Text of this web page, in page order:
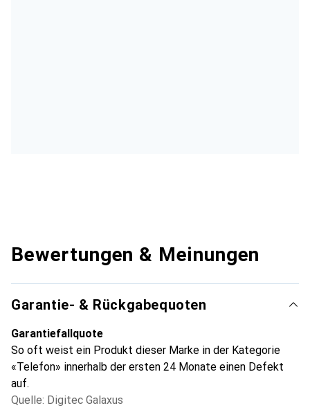
Bewertungen & Meinungen
Garantie- & Rückgabequoten
Garantiefallquote
So oft weist ein Produkt dieser Marke in der Kategorie
«Telefon» innerhalb der ersten 24 Monate einen Defekt
auf.
Quelle: Digitec Galaxus